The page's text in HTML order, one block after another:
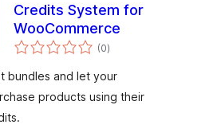
Credits System for
WooCommerce
(0કુલ
રેટિંગ્સ
)
bundles and let your
products using their